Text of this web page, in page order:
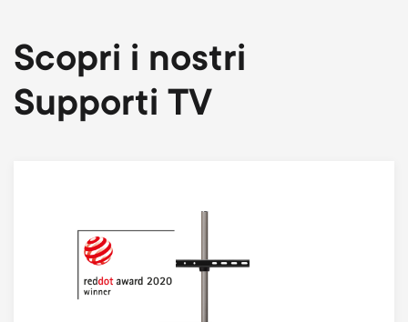
Scopri i nostri
Supporti TV